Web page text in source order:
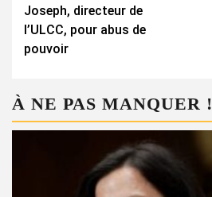
Joseph, directeur de
l’ULCC, pour abus de
pouvoir
À NE PAS MANQUER !